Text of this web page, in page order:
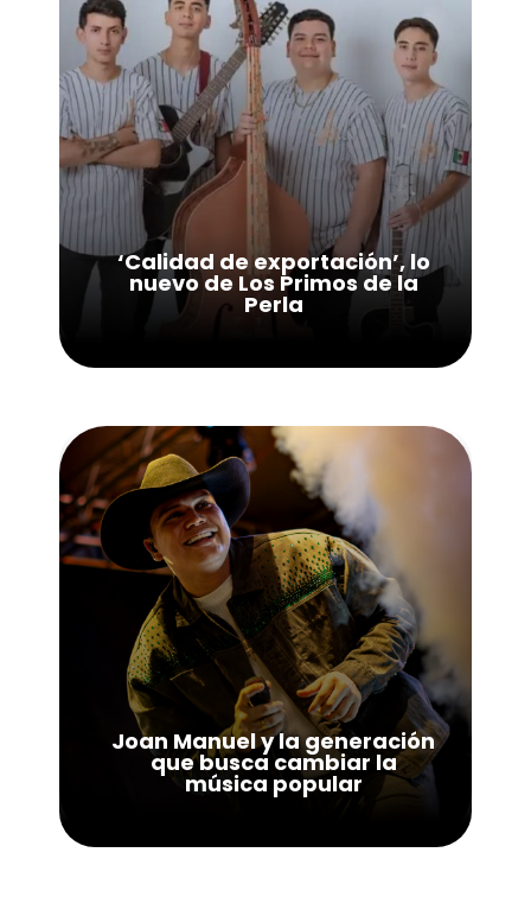
‘Calidad de exportación’, lo
nuevo de Los Primos de la
Perla
Joan Manuel y la generación
que busca cambiar la
música popular